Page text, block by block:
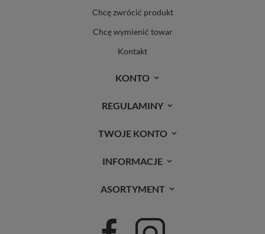
Chcę zwrócić produkt
Chcę wymienić towar
Kontakt
KONTO
REGULAMINY
TWOJE KONTO
INFORMACJE
ASORTYMENT